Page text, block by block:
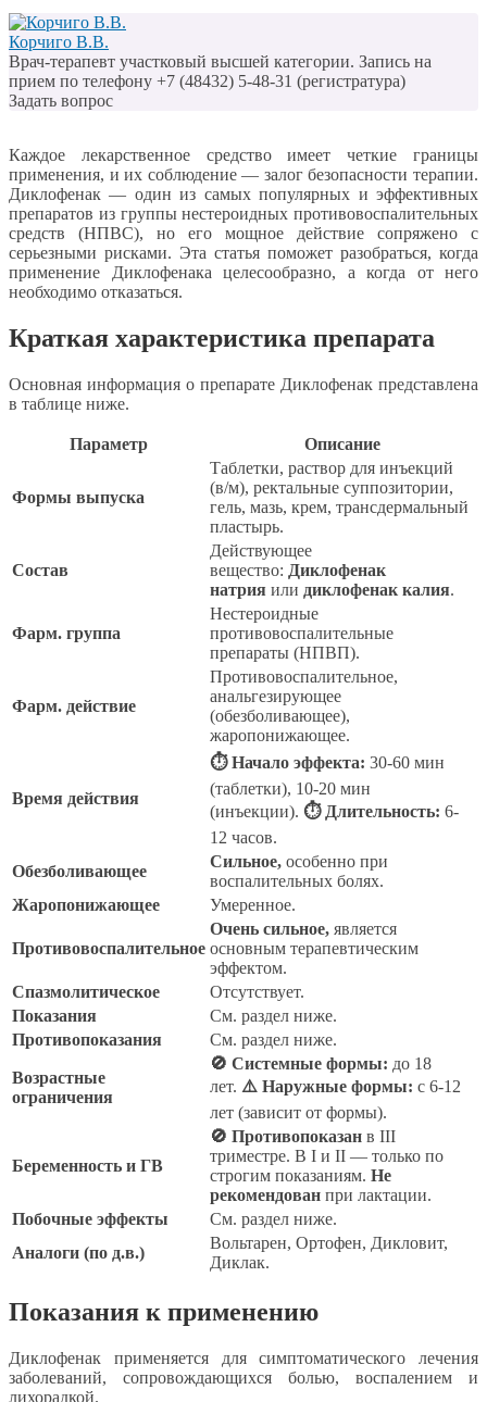
Корчиго В.В.
Врач-терапевт участковый высшей категории. Запись на
прием по телефону +7 (48432) 5-48-31 (регистратура)
Задать вопрос
Каждое лекарственное средство имеет четкие границы
применения, и их соблюдение — залог безопасности терапии.
Диклофенак — один из самых популярных и эффективных
препаратов из группы нестероидных противовоспалительных
средств (НПВС), но его мощное действие сопряжено с
серьезными рисками. Эта статья поможет разобраться, когда
применение Диклофенака целесообразно, а когда от него
необходимо отказаться.
Краткая характеристика препарата
Основная информация о препарате Диклофенак представлена
в таблице ниже.
Параметр Описание
Формы выпуска
Таблетки, раствор для инъекций
(в/м), ректальные суппозитории,
гель, мазь, крем, трансдермальный
пластырь.
Состав
Действующее
вещество: Диклофенак
натрия или диклофенак калия.
Фарм. группа
Нестероидные
противовоспалительные
препараты (НПВП).
Фарм. действие
Противовоспалительное,
анальгезирующее
(обезболивающее),
жаропонижающее.
Время действия
⏱ Начало эффекта: 30-60 мин
(таблетки), 10-20 мин
(инъекции). ⏱ Длительность: 6-
12 часов.
Обезболивающее
Сильное, особенно при
воспалительных болях.
Жаропонижающее
Умеренное.
Противовоспалительное
Очень сильное, является
основным терапевтическим
эффектом.
Спазмолитическое
Отсутствует.
Показания
См. раздел ниже.
Противопоказания
См. раздел ниже.
Возрастные
ограничения
🚫 Системные формы: до 18
лет. ⚠️ Наружные формы: с 6-12
лет (зависит от формы).
Беременность и ГВ
🚫 Противопоказан в III
триместре. В I и II — только по
строгим показаниям. Не
рекомендован при лактации.
Побочные эффекты
См. раздел ниже.
Аналоги (по д.в.)
Вольтарен, Ортофен, Дикловит,
Диклак.
Показания к применению
Диклофенак применяется для симптоматического лечения
заболеваний, сопровождающихся болью, воспалением и
лихорадкой.